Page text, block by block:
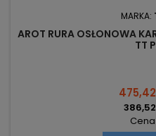
MARKA:
AROT RURA OSŁONOWA
TT
475,42
386,52